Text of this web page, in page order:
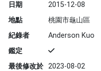
日期
2015-12-08
地點
桃園市龜山區
紀錄者
Anderson Kuo
鑑定
最後修改於 2023-08-02